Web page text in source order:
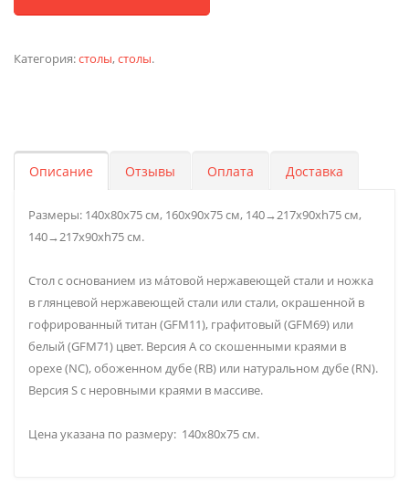
Категория:столы,столы.
Описание Отзывы Оплата Доставка
Размеры: 140x80x75 см, 160x90x75 см, 140→217x90xh75 см,
140→217x90xh75 см.
Стол с основанием из ма́товой нержавеющей стали и ножка
в глянцевой нержавеющей стали или стали, окрашенной в
гофрированный титан (GFM11), графитовый (GFM69) или
белый (GFM71) цвет. Версия А со скошенными краями в
орехе (NC), обоженном дубе (RB) или натуральном дубе (RN).
Версия S с неровными краями в массиве.
Цена указана по размеру: 140x80x75 см.